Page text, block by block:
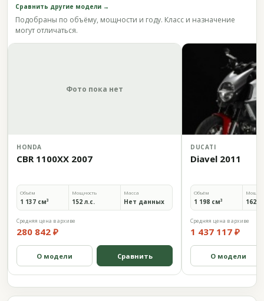
Сравнить другие модели →
Подобраны по объёму, мощности и году. Класс и назначение
могут отличаться.
Фото пока нет
HONDA
CBR 1100XX 2007
Объём
1 137 см³
Мощность
152 л.с.
Масса
Нет данных
Средняя цена в архиве
280 842 ₽
О модели Сравнить
DUCATI
Diavel 2011
Объём
1 198 см³ 162
Средняя цена в архиве
1 437 117 ₽
О модели